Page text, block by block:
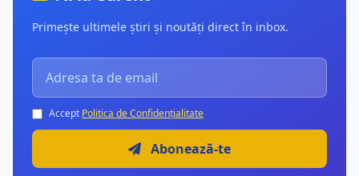
Primește ultimele știri și noutăți direct în inbox.
Accept Politica de Confidențialitate
Abonează-te